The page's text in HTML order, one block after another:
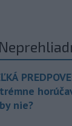
nie?